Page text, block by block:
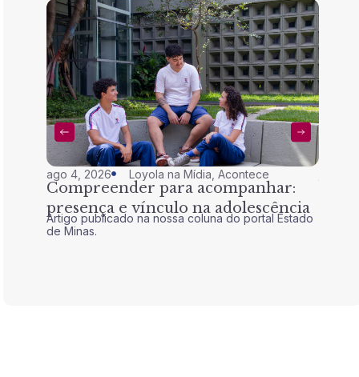
ago 4, 2026 Loyola na Mídia ,Acontece
Compreender para acompanhar:
presença e vínculo na adolescência
Artigo publicado na nossa coluna do portal Estado
de Minas.